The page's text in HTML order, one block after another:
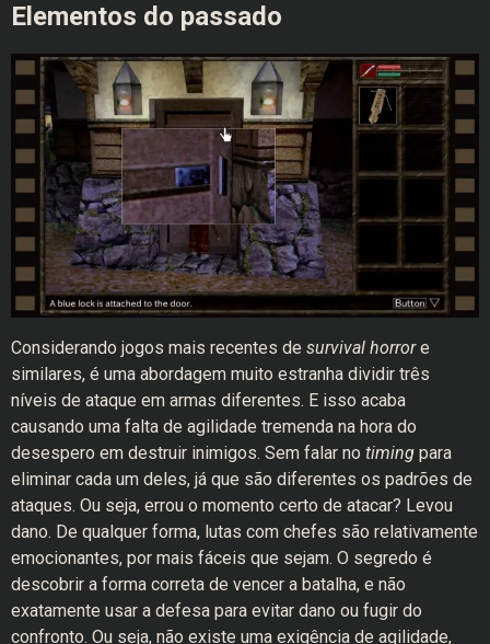
Elementos do passado
Considerando jogos mais recentes de survival horrore
similares, é uma abordagem muito estranha dividir três
níveis de ataque em armas diferentes. E isso acaba
causando uma falta de agilidade tremenda na hora do
desespero em destruir inimigos. Sem falar no timing para
eliminar cada um deles, já que são diferentes os padrões de
ataques. Ou seja, errou o momento certo de atacar? Levou
dano. De qualquer forma, lutas com chefes são relativamente
emocionantes, por mais fáceis que sejam. O segredo é
descobrir a forma correta de vencer a batalha, e não
exatamente usar a defesa para evitar dano ou fugir do
confronto. Ou seja, não existe uma exigência de agilidade,